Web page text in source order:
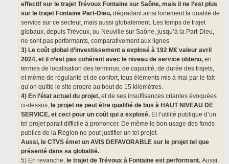
effectif sur le trajet Trévoux Fontaine sur Saône, mais il ne l’est plus
sur le trajet Fontaine Part-Dieu, dégradant ainsi fortement la qualité de
service sur ce secteur, mais aussi globalement. Les temps de trajet
globaux, depuis Trévoux, ou Neuville sur Saône, jusqu’à la Part-Dieu,
ne sont pas performants, comparativement aux lignes
3) Le coût global d’investissement a explosé à 192 M€ valeur avril
2024, et il n’est pas cohérent avec le niveau de service obtenu, en
termes de localisation des terminus, de capacité, de durée des trajets,
et même de régularité et de confort, tous éléments mis à mal par le fait
qu’on quitte le site propre au bout de 15 kilomètres.
4) En l’état actuel du projet, et de ses insuffisances criantes évoquées
ci-dessus, le projet ne peut être qualifié de bus à HAUT NIVEAU DE
SERVICE, et ceci pour un coût qui a explosé. Et l’utilité publique d’un
tel projet parait difficile à prononcer. De même le bon usage des fonds
publics de la Région ne peut justifier un tel projet.
Aussi, le CTVS émet un AVIS DEFAVORABLE sur le projet tel que
présenté dans sa globalité.
5) En revanche, le trajet de Trévoux à Fontaine est performant. Aussi,